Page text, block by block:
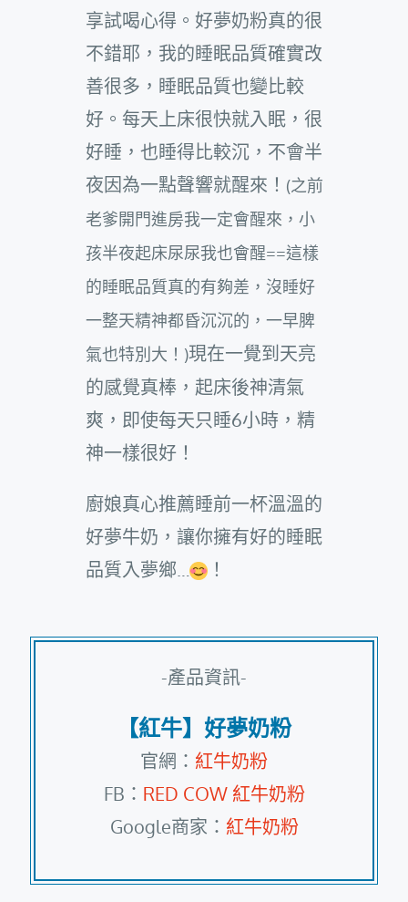
享試喝心得。好夢奶粉真的很
不錯耶，我的睡眠品質確實改
善很多，睡眠品質也變比較
好。每天上床很快就入眠，很
好睡，也睡得比較沉，不會半
夜因為一點聲響就醒來！ (之前
老爹開門進房我一定會醒來，小
孩半夜起床尿尿我也會醒==這樣
的睡眠品質真的有夠差，沒睡好
一整天精神都昏沉沉的，一早脾
氣也特別大！)現在一覺到天亮
的感覺真棒，起床後神清氣
爽，即使每天只睡6小時，精
神一樣很好！
廚娘真心推薦睡前一杯溫溫的
好夢牛奶，讓你擁有好的睡眠
品質入夢鄉…
！
-產品資訊-
【紅牛】好夢奶粉
官網： 紅牛奶粉
FB： RED COW 紅牛奶粉
Google商家： 紅牛奶粉